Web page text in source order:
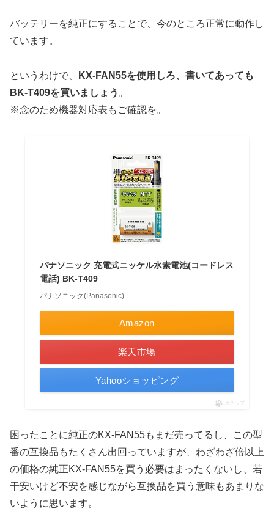
バッテリーを純正にすることで、今のところ正常に動作し
ています。
というわけで、
KX-FAN55を使用しろ、書いてあっても
BK-T409を買いましょう 。
※念のため機器対応表もご確認を。
パナソニック 充電式ニッケル水素電池(コードレス
電話) BK-T409
パナソニック(Panasonic)
Amazon
楽天市場
Yahooショッピング
ポチップ
困ったことに純正のKX-FAN55もまだ売ってるし、この型
番の互換品もたくさん出回っていますが、わざわざ倍以上
の価格の純正KX-FAN55を買う必要はまったくないし、若
干安いけど不安を感じながら互換品を買う意味もあまりな
いように思います。